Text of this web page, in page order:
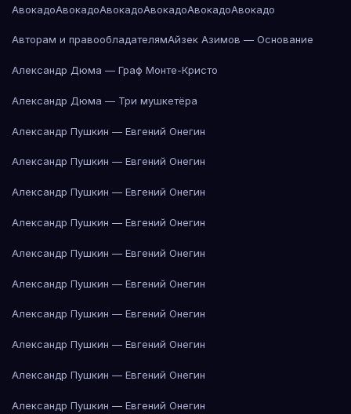
АвокадоАвокадоАвокадоАвокадоАвокадоАвокадо
Авторам и правообладателямАйзек Азимов — Основание
Александр Дюма — Граф Монте-Кристо
Александр Дюма — Три мушкетёра
Александр Пушкин — Евгений Онегин
Александр Пушкин — Евгений Онегин
Александр Пушкин — Евгений Онегин
Александр Пушкин — Евгений Онегин
Александр Пушкин — Евгений Онегин
Александр Пушкин — Евгений Онегин
Александр Пушкин — Евгений Онегин
Александр Пушкин — Евгений Онегин
Александр Пушкин — Евгений Онегин
Александр Пушкин — Евгений Онегин